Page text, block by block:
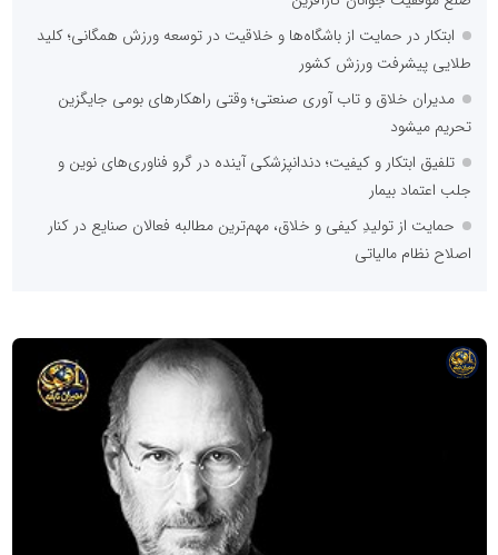
ابتکار در حمایت از باشگاه‌ها و خلاقیت در توسعه ورزش همگانی؛ کلید
طلایی پیشرفت ورزش کشور
مدیران خلاق و تاب آوری صنعتی؛ وقتی راهکارهای بومی جایگزین
تحریم میشود
تلفیق ابتکار و کیفیت؛ دندانپزشکی آینده در گرو فناوری‌های نوین و
جلب اعتماد بیمار
حمایت از تولیدِ کیفی و خلاق، مهم‌ترین مطالبه فعالان صنایع در کنار
اصلاح نظام مالیاتی